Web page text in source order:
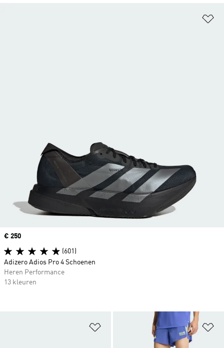
Op verlanglijst zetten
Price
€ 250
(601)
Adizero Adios Pro 4 Schoenen
Heren Performance
13 kleuren